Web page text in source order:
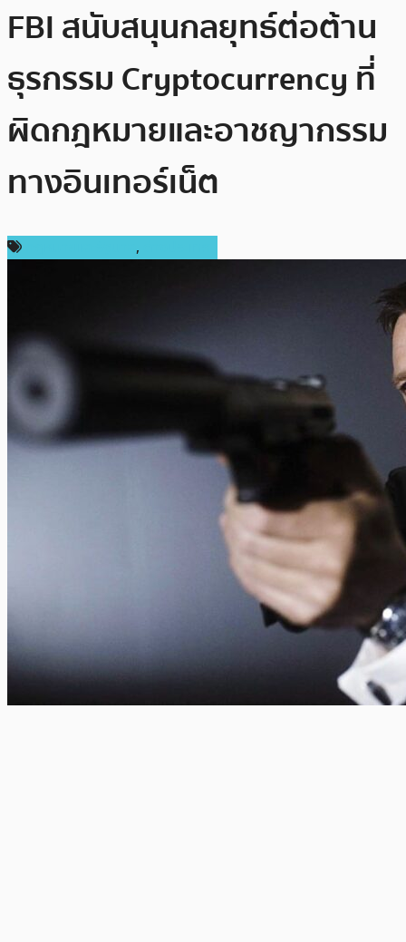
FBI สนับสนุนกลยุทธ์ต่อต้าน
ธุรกรรม Cryptocurrency ที่
ผิดกฎหมายและอาชญากรรม
ทางอินเทอร์เน็ต
,